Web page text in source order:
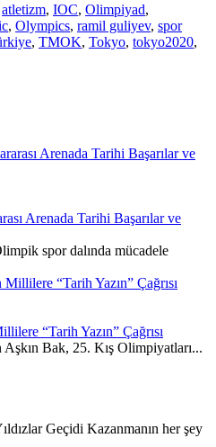
atletizm, IOC, Olimpiyad,
, Olympics, ramil guliyev, spor
, TMOK, Tokyo, tokyo2020,
Arenada Tarihi Başarılar ve
spor dalında mücadele
“Tarih Yazın” Çağrısı
Bak, 25. Kış Olimpiyatları...
Geçidi Kazanmanın her şey